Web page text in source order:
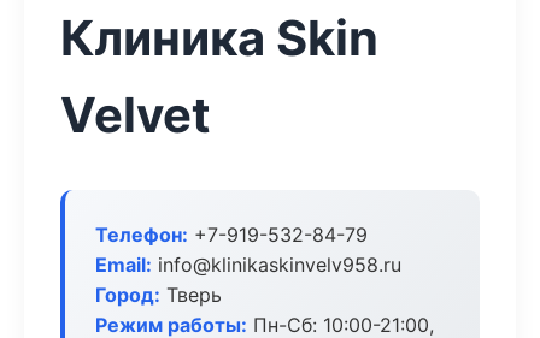
Клиника Skin
Velvet
Телефон: +7-919-532-84-79
Email: info@klinikaskinvelv958.ru
Город: Тверь
Режим работы: Пн-Сб: 10:00-21:00,